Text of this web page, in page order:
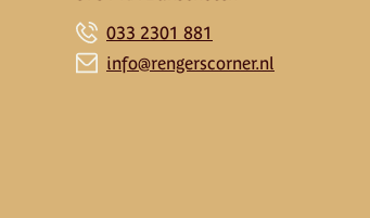
033 2301 881
info@rengerscorner.nl